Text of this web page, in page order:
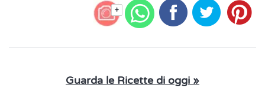
+
Guarda le Ricette di oggi »